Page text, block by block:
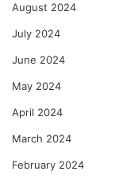
August 2024
July 2024
June 2024
May 2024
April 2024
March 2024
February 2024